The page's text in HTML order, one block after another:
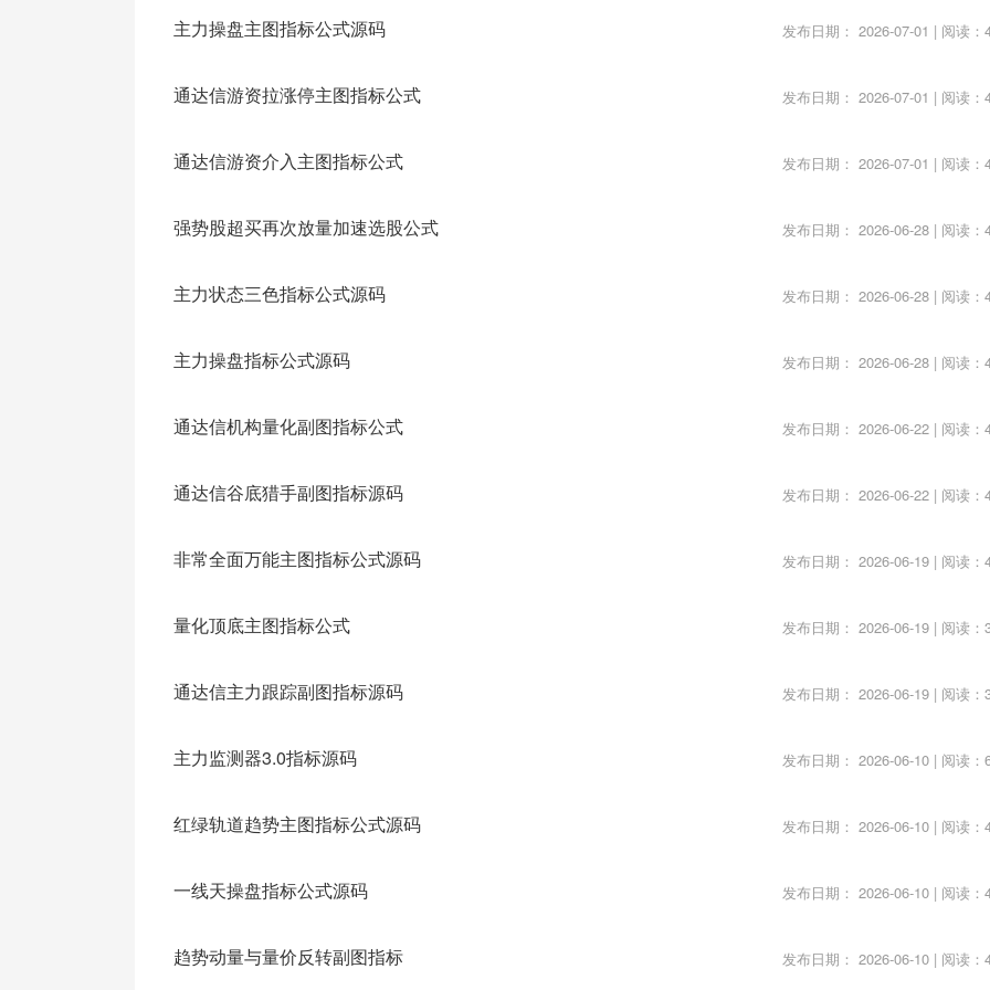
DRAWICON(XCM,58,25);
主力操盘主图指标公式源码 发布日期： 2026-07-01 | 阅读：
通达信游资拉涨停主图指标公式 发布日期： 2026-07-01 | 阅读：
通达信游资介入主图指标公式 发布日期： 2026-07-01 | 阅读：
强势股超买再次放量加速选股公式 发布日期： 2026-06-28 | 阅读：
主力状态三色指标公式源码 发布日期： 2026-06-28 | 阅读：
主力操盘指标公式源码 发布日期： 2026-06-28 | 阅读：
通达信机构量化副图指标公式 发布日期： 2026-06-22 | 阅读：
通达信谷底猎手副图指标源码 发布日期： 2026-06-22 | 阅读：
非常全面万能主图指标公式源码 发布日期： 2026-06-19 | 阅读：
量化顶底主图指标公式 发布日期： 2026-06-19 | 阅读：
通达信主力跟踪副图指标源码 发布日期： 2026-06-19 | 阅读：
主力监测器3.0指标源码 发布日期： 2026-06-10 | 阅读：
红绿轨道趋势主图指标公式源码 发布日期： 2026-06-10 | 阅读：
一线天操盘指标公式源码 发布日期： 2026-06-10 | 阅读：
趋势动量与量价反转副图指标 发布日期： 2026-06-10 | 阅读：